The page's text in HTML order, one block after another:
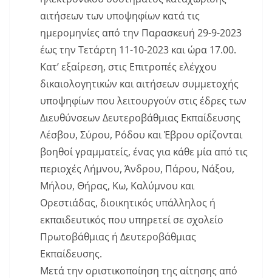
αιτήσεων των υποψηφίων κατά τις
ημερομηνίες από την Παρασκευή 29-9-2023
έως την Τετάρτη 11-10-2023 και ώρα 17.00.
Κατ’ εξαίρεση, στις Επιτροπές ελέγχου
δικαιολογητικών και αιτήσεων συμμετοχής
υποψηφίων που λειτουργούν στις έδρες των
Διευθύνσεων Δευτεροβάθμιας Εκπαίδευσης
Λέσβου, Σύρου, Ρόδου και Έβρου ορίζονται
βοηθοί γραμματείς, ένας για κάθε μία από τις
περιοχές Λήμνου, Άνδρου, Πάρου, Νάξου,
Μήλου, Θήρας, Κω, Καλύμνου και
Ορεστιάδας, διοικητικός υπάλληλος ή
εκπαιδευτικός που υπηρετεί σε σχολείο
Πρωτοβάθμιας ή Δευτεροβάθμιας
Εκπαίδευσης.
Μετά την οριστικοποίηση της αίτησης από